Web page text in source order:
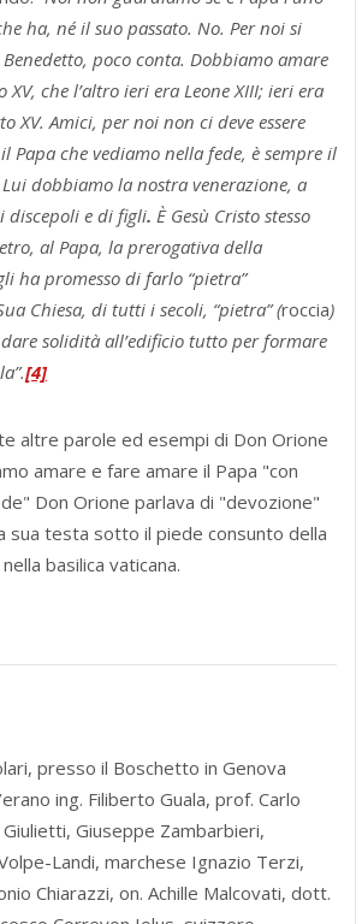
ha, né il suo passato. No. Per noi si
poco conta. Dobbiamo amare
XV, che l’altro ieri era Leone XIII; ieri era
XV. Amici, per noi non ci deve essere
Papa che vediamo nella fede, è sempre il
dobbiamo la nostra venerazione, a
discepoli e di figli. È Gesù Cristo stesso
al Papa, la prerogativa della
ha promesso di farlo “pietra”
Chiesa, di tutti i secoli, “pietra” (roccia)
dare solidità all’edificio tutto per formare
[4]
altre parole ed esempi di Don Orione
amare e fare amare il Papa "con
Don Orione parlava di "devozione"
sua testa sotto il piede consunto della
basilica vaticana.
presso il Boschetto in Genova
ing. Filiberto Guala, prof. Carlo
Giuseppe Zambarbieri,
Landi, marchese Ignazio Terzi,
Chiarazzi, on. Achille Malcovati, dott.